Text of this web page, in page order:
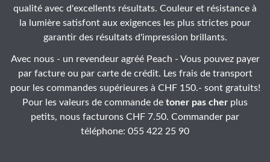
qualité avec d'excellents résultats. Couleur et résistance à
la lumière satisfont aux exigences les plus strictes pour
garantir des résultats d'impression brillants.
Avec nous - un revendeur agréé Peach - Vous pouvez payer
par facture ou par carte de crédit. Les frais de transport
pour les commandes supérieures à CHF 150.- sont gratuits!
Pour les valeurs de commande de toner pas cher plus
petits, nous facturons CHF 7.50. Commander par
téléphone: 055 422 25 90